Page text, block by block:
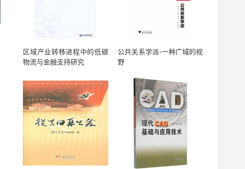
区域产业转移进程中的低碳
物流与金融支持研究
公共关系学派-一种广域的视
野